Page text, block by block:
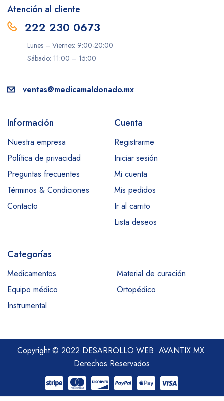
Atención al cliente
222 230 0673
Lunes – Viernes: 9:00-20:00
Sábado: 11:00 – 15:00
ventas@medicamaldonado.mx
Información
Nuestra empresa
Política de privacidad
Preguntas frecuentes
Términos & Condiciones
Contacto
Cuenta
Registrarme
Iniciar sesión
Mi cuenta
Mis pedidos
Ir al carrito
Lista deseos
Categorías
Medicamentos
Material de curación
Equipo médico
Ortopédico
Instrumental
Copyright © 2022 DESARROLLO WEB. AVANTIX.MX
Derechos Reservados